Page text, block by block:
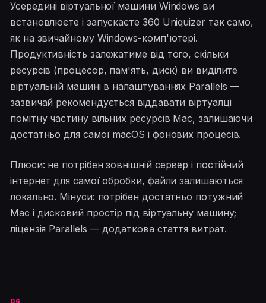
Усередині віртуальної машини Windows ви
встановлюєте і запускаєте 360 Uniquizer так само,
як на звичайному Windows-комп'ютері.
Продуктивність залежатиме від того, скільки
ресурсів (процесор, пам'ять, диск) ви виділите
віртуальній машині в налаштуваннях Parallels —
зазвичай рекомендується віддавати віртуалці
помітну частину вільних ресурсів Mac, залишаючи
достатньо для самої macOS і фонових процесів.
Плюси: не потрібен зовнішній сервер і постійний
інтернет для самої обробки, файли залишаються
локально. Мінуси: потрібен достатньо потужний
Mac і дисковий простір під віртуальну машину;
ліцензія Parallels — додаткова стаття витрат.